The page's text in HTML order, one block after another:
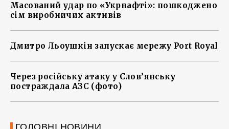
Масований удар по «Укрнафті»: пошкоджено
сім виробничих активів
Дмитро Льоушкін запускає мережу Port Royal
Через російську атаку у Слов’янську
постраждала АЗС (фото)